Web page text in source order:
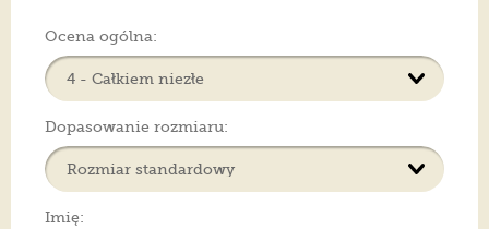
Ocena ogólna:
Dopasowanie rozmiaru:
Imię: